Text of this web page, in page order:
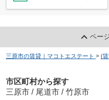
ペー
三原市の賃貸｜マコトエステート > (
市区町村から探す
三原市 / 尾道市 / 竹原市